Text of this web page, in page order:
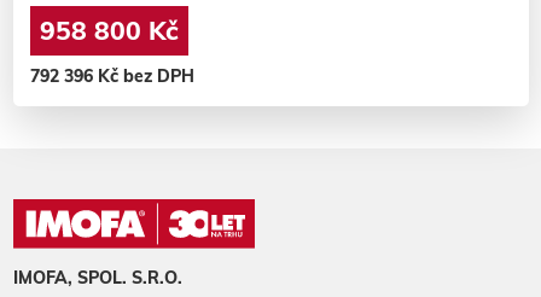
958 800 Kč
792 396 Kč bez DPH
IMOFA, SPOL. S.R.O.